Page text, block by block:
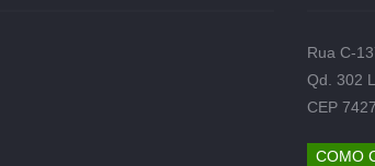
Rua C-
Qd. 302
CEP
COMO